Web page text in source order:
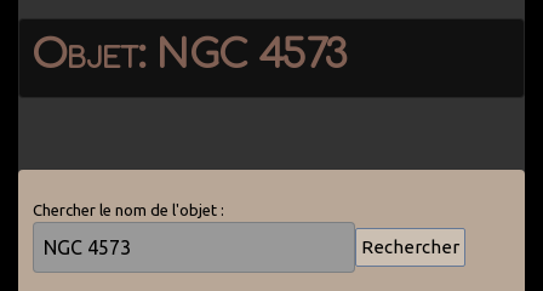
Objet: NGC 4573
Chercher le nom de l'objet :